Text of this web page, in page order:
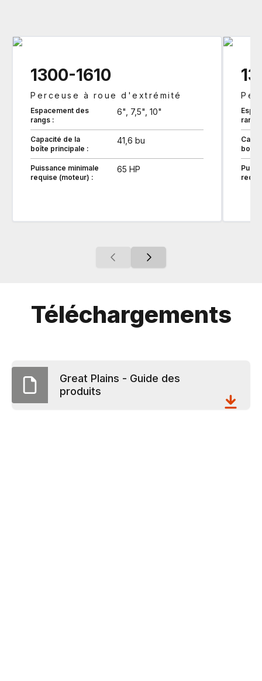
1300-1610
Perceuse à roue d'extrémité
Espacement des
rangs :
6", 7,5", 10"
Capacité de la
boîte principale :
41,6 bu
Puissance minimale
requise (moteur) :
65 HP
rangs
boîte
Téléchargements
Great Plains - Guide des
produits